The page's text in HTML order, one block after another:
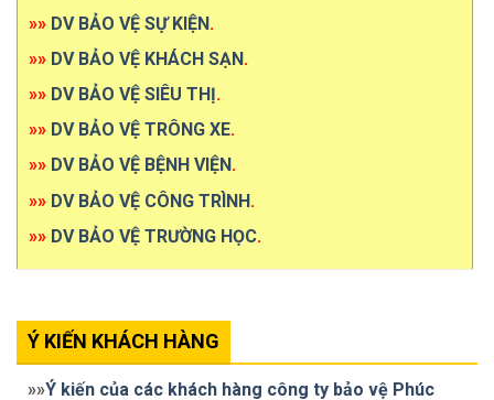
»» DV BẢO VỆ SỰ KIỆN.
»» DV BẢO VỆ KHÁCH SẠN.
»» DV BẢO VỆ SIÊU THỊ.
»» DV BẢO VỆ TRÔNG XE.
»» DV BẢO VỆ BỆNH VIỆN .
»» DV BẢO VỆ CÔNG TRÌNH.
»» DV BẢO VỆ TRƯỜNG HỌC.
Ý KIẾN KHÁCH HÀNG
»»Ý kiến của các khách hàng công ty bảo vệ Phúc